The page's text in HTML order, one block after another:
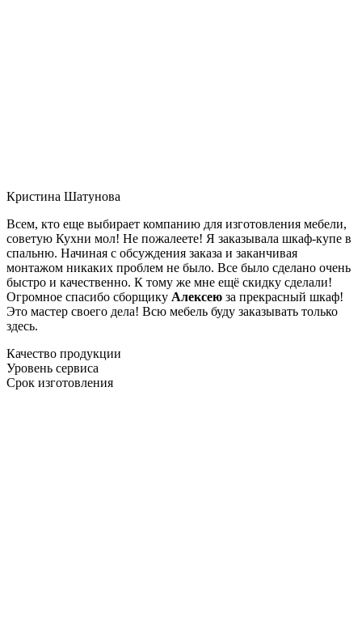
Кристина Шатунова
Всем, кто еще выбирает компанию для изготовления мебели,
советую Кухни мол! Не пожалеете! Я заказывала шкаф-купе в
спальню. Начиная с обсуждения заказа и заканчивая
монтажом никаких проблем не было. Все было сделано очень
быстро и качественно. К тому же мне ещё скидку сделали!
Огромное спасибо сборщику Алексею за прекрасный шкаф!
Это мастер своего дела! Всю мебель буду заказывать только
здесь.
Качество продукции
Уровень сервиса
Срок изготовления